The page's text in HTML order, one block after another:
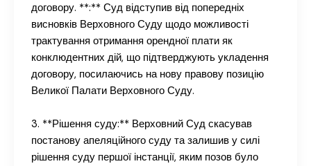
договору. **:** Суд відступив від попередніх
висновків Верховного Суду щодо можливості
трактування отримання орендної плати як
конклюдентних дій, що підтверджують укладення
договору, посилаючись на нову правову позицію
Великої Палати Верховного Суду.
3. **Рішення суду:** Верховний Суд скасував
постанову апеляційного суду та залишив у силі
рішення суду першої інстанції, яким позов було